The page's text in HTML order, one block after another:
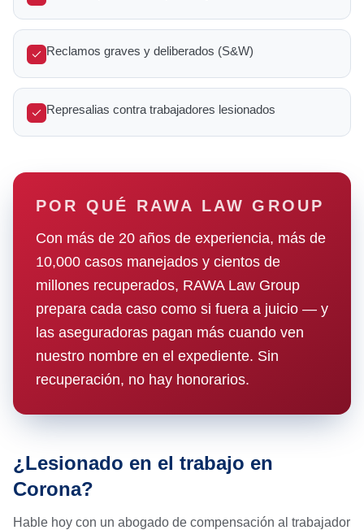
Reclamos graves y deliberados (S&W)
Represalias contra trabajadores lesionados
POR QUÉ RAWA LAW GROUP
Con más de 20 años de experiencia, más de
10,000 casos manejados y cientos de
millones recuperados, RAWA Law Group
prepara cada caso como si fuera a juicio — y
las aseguradoras pagan más cuando ven
nuestro nombre en el expediente. Sin
recuperación, no hay honorarios.
¿Lesionado en el trabajo en
Corona?
Hable hoy con un abogado de compensación al trabajador